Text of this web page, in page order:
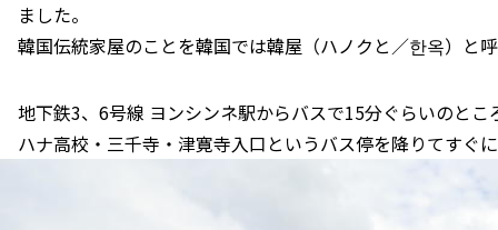
ました。
韓国伝統家屋のことを韓国では韓屋（ハノクと／한옥）と
地下鉄3、6号線 ヨンシンネ駅からバスで15分ぐらいのとこ
ハナ高校・三千寺・津寛寺入口というバス停を降りてすぐ